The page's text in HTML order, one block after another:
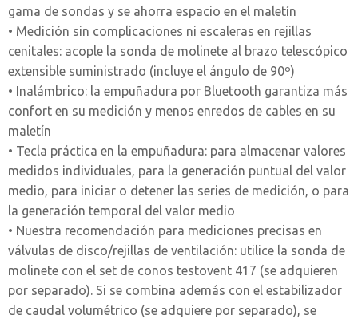
gama de sondas y se ahorra espacio en el maletín
• Medición sin complicaciones ni escaleras en rejillas
cenitales: acople la sonda de molinete al brazo telescópico
extensible suministrado (incluye el ángulo de 90º)
• Inalámbrico: la empuñadura por Bluetooth garantiza más
confort en su medición y menos enredos de cables en su
maletín
• Tecla práctica en la empuñadura: para almacenar valores
medidos individuales, para la generación puntual del valor
medio, para iniciar o detener las series de medición, o para
la generación temporal del valor medio
• Nuestra recomendación para mediciones precisas en
válvulas de disco/rejillas de ventilación: utilice la sonda de
molinete con el set de conos testovent 417 (se adquieren
por separado). Si se combina además con el estabilizador
de caudal volumétrico (se adquiere por separado), se